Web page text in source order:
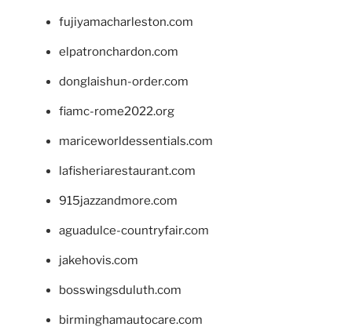
fujiyamacharleston.com
elpatronchardon.com
donglaishun-order.com
fiamc-rome2022.org
mariceworldessentials.com
lafisheriarestaurant.com
915jazzandmore.com
aguadulce-countryfair.com
jakehovis.com
bosswingsduluth.com
birminghamautocare.com